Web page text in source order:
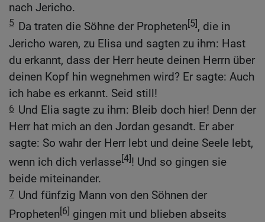
nach Jericho.
5 Da traten die Söhne der Propheten[5], die in
Jericho waren, zu Elisa und sagten zu ihm: Hast
du erkannt, dass der Herr heute deinen Herrn über
deinen Kopf hin wegnehmen wird? Er sagte: Auch
ich habe es erkannt. Seid still!
6 Und Elia sagte zu ihm: Bleib doch hier! Denn der
Herr hat mich an den Jordan gesandt. Er aber
sagte: So wahr der Herr lebt und deine Seele lebt,
wenn ich dich verlasse[4]! Und so gingen sie
beide miteinander.
7 Und fünfzig Mann von den Söhnen der
Propheten[6] gingen mit und blieben abseits